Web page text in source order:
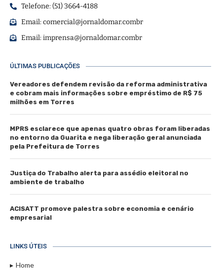
Telefone: (51) 3664-4188
Email:comercial@jornaldomar.combr
Email:imprensa@jornaldomar.combr
ÚLTIMAS PUBLICAÇÕES
Vereadores defendem revisão da reforma administrativa
e cobram mais informações sobre empréstimo de R$ 75
milhões em Torres
MPRS esclarece que apenas quatro obras foram liberadas
no entorno da Guarita e nega liberação geral anunciada
pela Prefeitura de Torres
Justiça do Trabalho alerta para assédio eleitoral no
ambiente de trabalho
ACISATT promove palestra sobre economia e cenário
empresarial
LINKS ÚTEIS
Home